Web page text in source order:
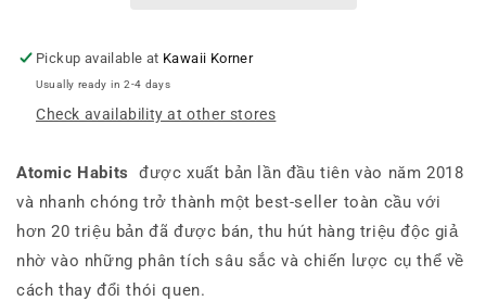
ngờ
Translation
of
Habits
ngờ
Translation
of
Habits
Pickup available at Kawaii Korner
Usually ready in 2-4 days
Check availability at other stores
Atomic Habits
được xuất bản lần đầu tiên vào năm 2018
và nhanh chóng trở thành một best-seller toàn cầu với
hơn 20 triệu bản đã được bán, thu hút hàng triệu độc giả
nhờ vào những phân tích sâu sắc và chiến lược cụ thể về
cách thay đổi thói quen.